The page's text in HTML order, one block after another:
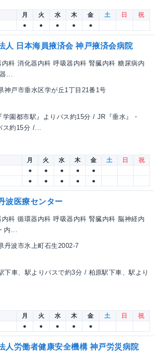
月 火 水 木 金 土 日
祝
● ● ● ● ●
人 日本海員掖済会 神戸掖済会病院
内科 消化器内科 呼吸器内科 腎臓内科 糖尿病内
...
神戸市垂水区学が丘1丁目21番1号
学園都市駅』よりバス約15分 / JR『垂水』・
ス約15分 /...
月 火 水 木 金 土 日
祝
● ● ● ●
●
● ● ● ● ●
波医療センター
内科 循環器内科 呼吸器内科 腎臓内科 脳神経内
内...
丹波市氷上町石生2002-7
下車、駅よりバスで約3分 / 柏原駅下車、駅より
月 火 水 木 金 土 日
祝
● ● ● ● ●
人労働者健康安全機構 神戸労災病院